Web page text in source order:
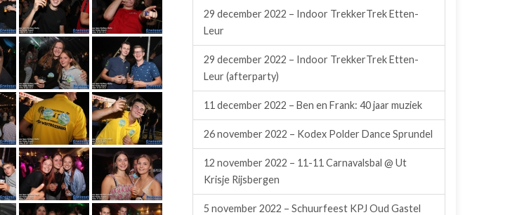
29 december 2022 – Indoor TrekkerTrek Etten-
Leur
29 december 2022 – Indoor TrekkerTrek Etten-
Leur (afterparty)
11 december 2022 – Ben en Frank: 40 jaar muziek
26 november 2022 – Kodex Polder Dance Sprundel
12 november 2022 – 11-11 Carnavalsbal @ Ut
Krisje Rijsbergen
5 november 2022 – Schuurfeest KPJ Oud Gastel